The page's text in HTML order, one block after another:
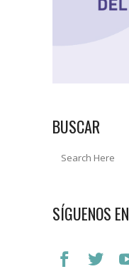
BUSCAR
SÍGUENOS EN